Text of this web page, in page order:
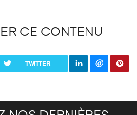
CE CONTENU
TWITTER